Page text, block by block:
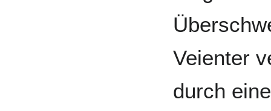
Veienter
durch